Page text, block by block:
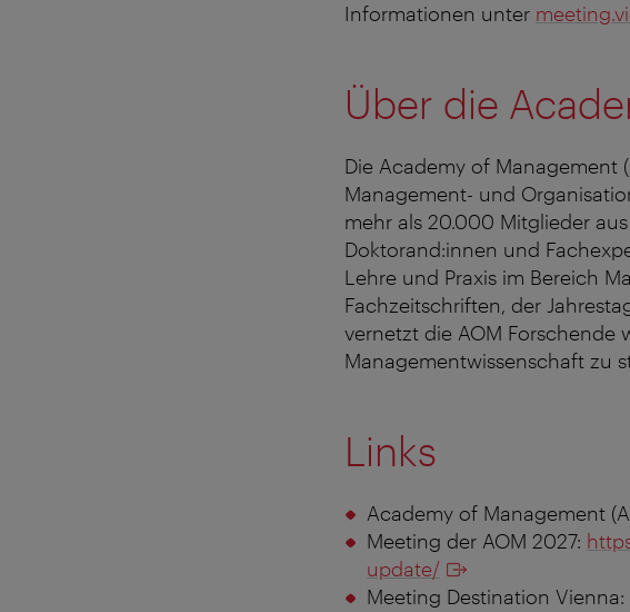
Informationen unter
Über die
Die Academy of Management
Management- und
mehr als 20.000 Mitglieder
Doktorand:innen und
Lehre und Praxis im Bereich
Fachzeitschriften, der
vernetzt die AOM Forschende
Managementwissenschaft zu
Links
Academy of Management
Meeting der AOM 2027:
update/
Meeting Destination Vienna: